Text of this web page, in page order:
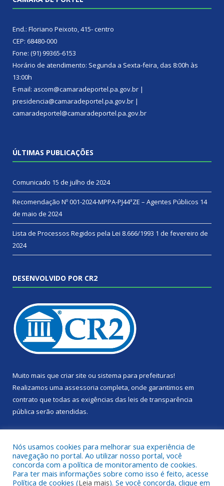
End.: Floriano Peixoto, 415- centro
CEP: 68480-000
Fone: (91) 99365-6153
Horário de atendimento: Segunda a Sexta-feira, das 8:00h às
13:00h
E-mail: ascom@camaradeportel.pa.gov.br |
presidencia@camaradeportel.pa.gov.br |
camaradeportel@camaradeportel.pa.gov.br
ÚLTIMAS PUBLICAÇÕES
Comunicado 15 de julho de 2024
Recomendação Nº 001-2024-MPPA-PJ44ªZE – Agentes Públicos 14
de maio de 2024
Lista de Processos Regidos pela Lei 8.666/1993 1 de fevereiro de
2024
DESENVOLVIDO POR CR2
Muito mais que criar site ou sistema para prefeituras!
Realizamos uma assessoria completa, onde garantimos em
contrato que todas as exigências das leis de transparência
pública serão atendidas.
Nós usamos cookies para melhorar sua experiência de
navegação no portal. Ao utilizar nosso portal, você
concorda com a política de monitoramento de cookies.
Para ter mais informações sobre como isso é feito, acesse
Política de cookies (Leia mais). Se você concorda, clique em